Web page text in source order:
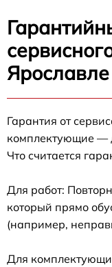
Ярославле
Гарантия от
комплектующие —
Что считается
Для работ:
который прямо
(например,
Для